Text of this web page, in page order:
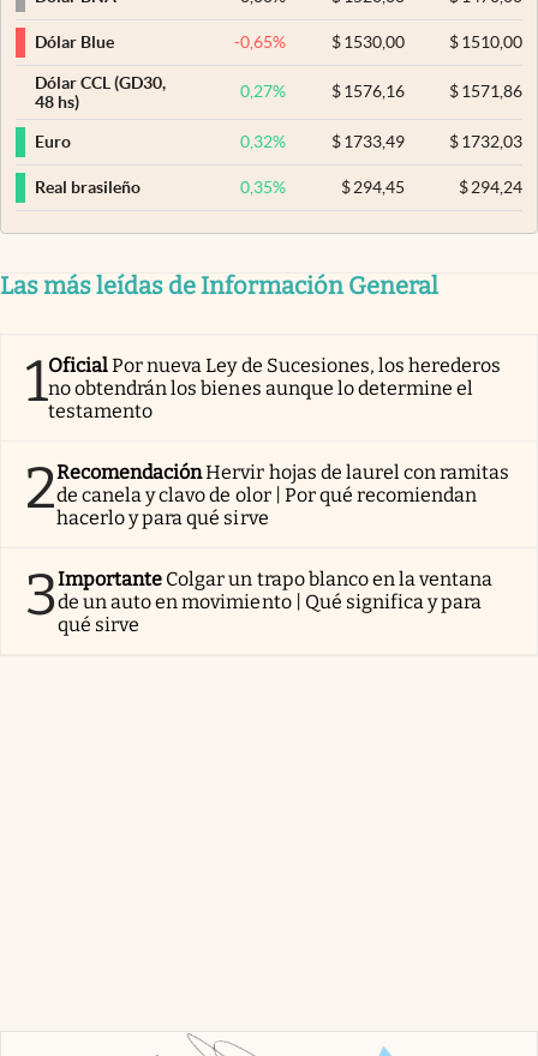
Dólar Blue -0,65% $ 1530,00 $1510,00
Dólar CCL (GD30,
48 hs)
0,27% $ 1576,16 $1571,86
Euro 0,32% $ 1733,49 $1732,03
Real brasileño 0,35% $ 294,45 $294,24
Las más leídas de Información General
1OficialPor nueva Ley de Sucesiones, los herederos
no obtendrán los bienes aunque lo determine el
testamento
2RecomendaciónHervir hojas de laurel con ramitas
de canela y clavo de olor | Por qué recomiendan
hacerlo y para qué sirve
3Importante Colgar un trapo blanco en la ventana
de un auto en movimiento | Qué significa y para
qué sirve